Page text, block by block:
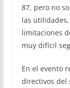
87, pero no
las
limitaciones
muy difícil
En el evento
directivos del